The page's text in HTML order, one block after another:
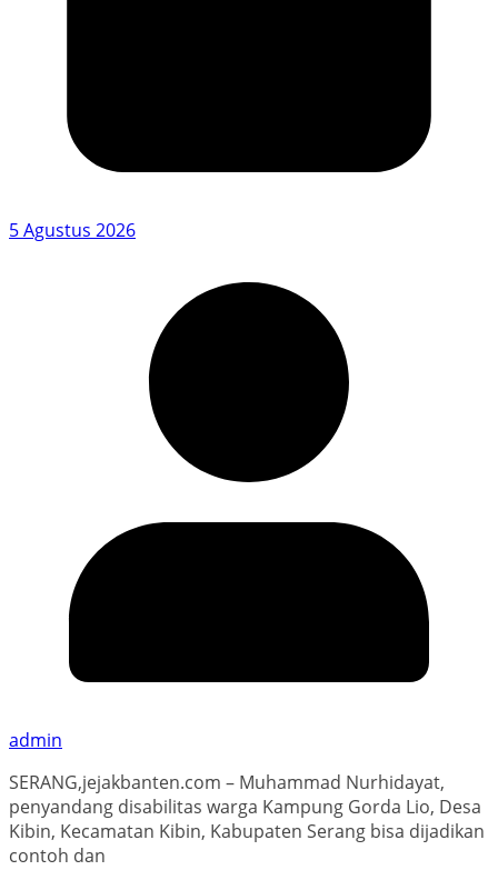
5 Agustus 2026
admin
SERANG,jejakbanten.com – Muhammad Nurhidayat,
penyandang disabilitas warga Kampung Gorda Lio, Desa
Kibin, Kecamatan Kibin, Kabupaten Serang bisa dijadikan
contoh dan